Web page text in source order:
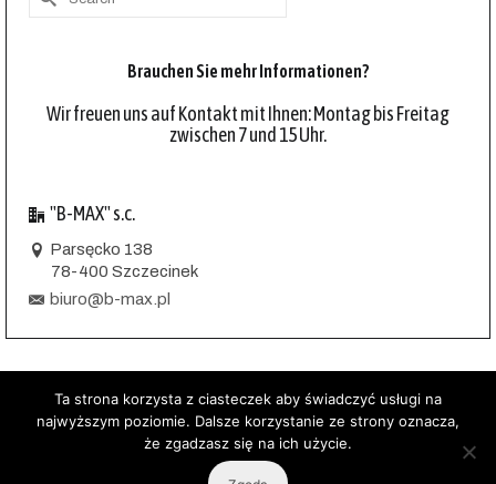
for:
Brauchen Sie mehr Informationen?
Wir freuen uns auf Kontakt mit Ihnen: Montag bis Freitag
zwischen 7 und 15 Uhr.
"B-MAX" s.c.
Parsęcko 138
78-400 Szczecinek
biuro@b-max.pl
Zerspanen Schweißen, Punktschweißen PEM-Montage Biegen
Ta strona korzysta z ciasteczek aby świadczyć usługi na
najwyższym poziomie. Dalsze korzystanie ze strony oznacza,
że zgadzasz się na ich użycie.